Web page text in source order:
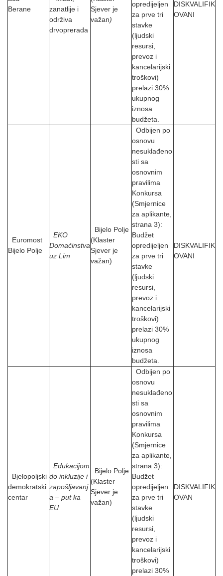
Berane zanatlije i
održiva
drvoprerada
Sjever je
važan)
opredijeljen
za prve tri
stavke
(ljudski
resursi,
prevoz i
kancelarijski
troškovi)
prelazi 30%
ukupnog
iznosa
budžeta.
DISKVALIFIK
OVANI
Euromost
Bijelo Polje
EKO
Domaćinstva
uz Lim
Bijelo Polje
(Klaster
Sjever je
važan)
Odbijen po
osnovu
nesuklađeno
sti sa
osnovnim
pravilima
Konkursa
(Smjernice
za aplikante,
strana 3):
Budžet
opredijeljen
za prve tri
stavke
(ljudski
resursi,
prevoz i
kancelarijski
troškovi)
prelazi 30%
ukupnog
iznosa
budžeta.
DISKVALIFIK
OVANI
Bjelopoljski
demokratski
centar
Edukacijom
do inkluzije i
zapošljavanj
a – put ka
EU
Bijelo Polje
(Klaster
Sjever je
važan)
Odbijen po
osnovu
nesuklađeno
sti sa
osnovnim
pravilima
Konkursa
(Smjernice
za aplikante,
strana 3):
Budžet
opredijeljen
za prve tri
stavke
(ljudski
resursi,
prevoz i
kancelarijski
troškovi)
prelazi 30%
DISKVALIFIK
OVAN